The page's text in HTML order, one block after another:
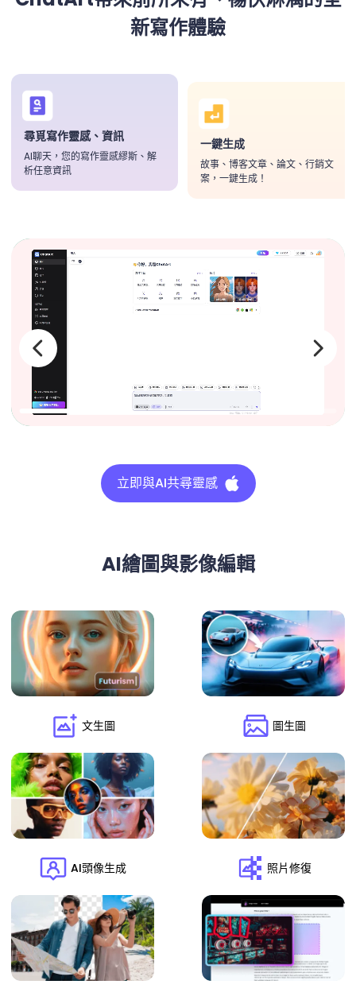
新寫作體驗
尋覓寫作靈感、資訊
AI聊天，您的寫作靈感繆斯、解
析任意資訊
一鍵生成
故事、博客文章、論文、行銷文
案，一鍵生成！
立即與AI共尋靈感
AI繪圖與影像編輯
文生圖 圖生圖
AI頭像生成 照片修復